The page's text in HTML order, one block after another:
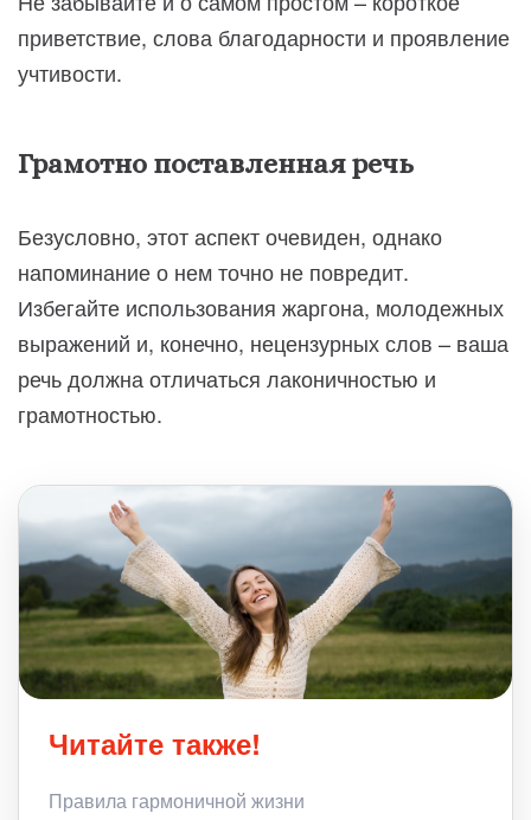
приветствие, слова благодарности и проявление
учтивости.
Грамотно поставленная речь
Безусловно, этот аспект очевиден, однако
напоминание о нем точно не повредит.
Избегайте использования жаргона, молодежных
выражений и, конечно, нецензурных слов – ваша
речь должна отличаться лаконичностью и
грамотностью.
Читайте также!
Правила гармоничной жизни